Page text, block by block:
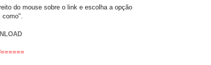
do mouse sobre o link e escolha a opção
como".
======